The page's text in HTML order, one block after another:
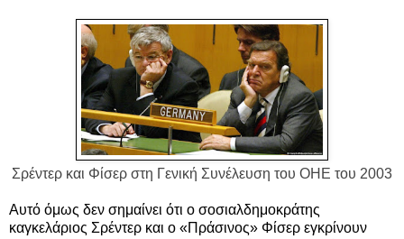
Σρέντερ και Φίσερ στη Γενική Συνέλευση του ΟΗΕ του 2003
Αυτό όμως δεν σημαίνει ότι ο σοσιαλδημοκράτης
καγκελάριος Σρέντερ και ο «Πράσινος» Φίσερ εγκρίνουν